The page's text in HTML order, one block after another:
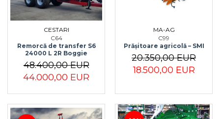
Maşini erbicidat
Mașini pentru săpat
Mașini Împrăștiat Amendamente
Mașini Împrăștiat Sare
Pluguri
Pluguri Reversibile
Pluguri Rotative
Prășitori
CESTARI
C64
Remorcă de transfer S6
24000 L 2R Boggie
48.400,00 EUR
44.000,00 EUR
MA-AG
C99
Prășitoare agricolă – SMI
20.350,00 EUR
18.500,00 EUR